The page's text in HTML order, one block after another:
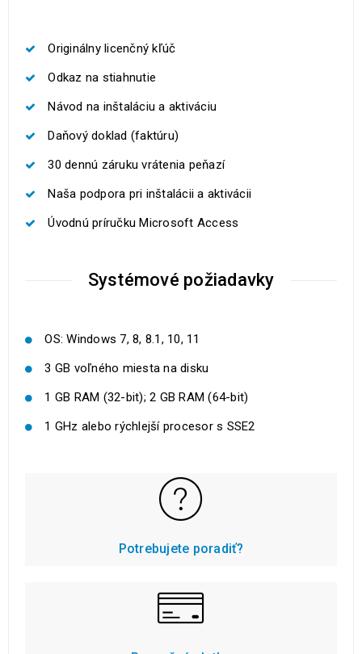
Originálny licenčný kľúč
Odkaz na stiahnutie
Návod na inštaláciu a aktiváciu
Daňový doklad (faktúru)
30 dennú záruku vrátenia peňazí
Naša podpora pri inštalácii a aktivácii
Úvodnú príručku Microsoft Access
Systémové požiadavky
OS: Windows 7, 8, 8.1, 10, 11
3 GB voľného miesta na disku
1 GB RAM (32-bit); 2 GB RAM (64-bit)
1 GHz alebo rýchlejší procesor s SSE2
Potrebujete poradiť?